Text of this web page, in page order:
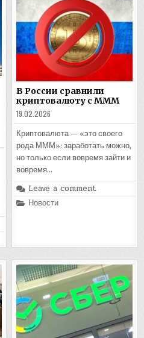
В России сравнили
криптовалюту с МММ
19.02.2026
Криптовалюта — «это своего
рода МММ»: заработать можно,
но только если вовремя зайти и
вовремя…
Leave a comment
Posted
Новости